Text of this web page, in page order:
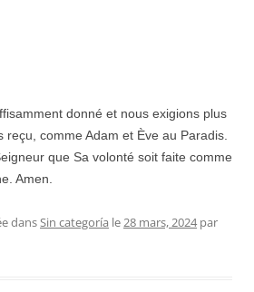
donné et nous exigions plus
comme Adam et Ève au Paradis.
que Sa volonté soit faite comme
Amen.
dansSin categoría le28 mars, 2024 par